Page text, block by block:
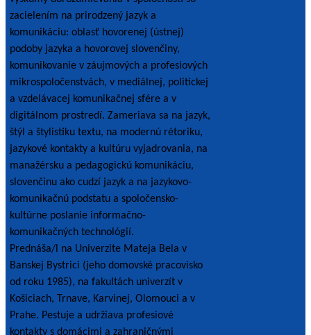
zacielením na prirodzený jazyk a
komunikáciu: oblasť hovorenej (ústnej)
podoby jazyka a hovorovej slovenčiny,
komunikovanie v záujmových a profesiových
mikrospoločenstvách, v mediálnej, politickej
a vzdelávacej komunikačnej sfére a v
digitálnom prostredí. Zameriava sa na jazyk,
štýl a štylistiku textu, na modernú rétoriku,
jazykové kontakty a kultúru vyjadrovania, na
manažérsku a pedagogickú komunikáciu,
slovenčinu ako cudzí jazyk a na jazykovo-
komunikačnú podstatu a spoločensko-
kultúrne poslanie informačno-
komunikačných technológií.
Prednáša/l na Univerzite Mateja Bela v
Banskej Bystrici (jeho domovské pracovisko
od roku 1985), na fakultách univerzít v
Košiciach, Trnave, Karvinej, Olomouci a v
Prahe. Pestuje a udržiava profesiové
kontakty s domácimi a zahraničnými